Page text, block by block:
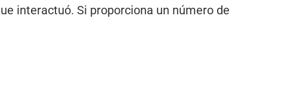
interactuó. Si proporciona un número de